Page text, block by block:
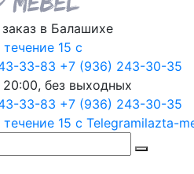
в Балашихе
15 с
33-83 +7 (936) 243-30-35
без выходных
33-83 +7 (936) 243-30-35
15 с Telegramilazta-